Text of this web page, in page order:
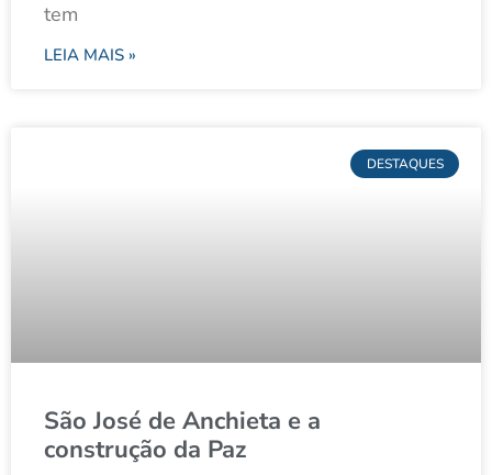
tem
LEIA MAIS »
DESTAQUES
São José de Anchieta e a
construção da Paz